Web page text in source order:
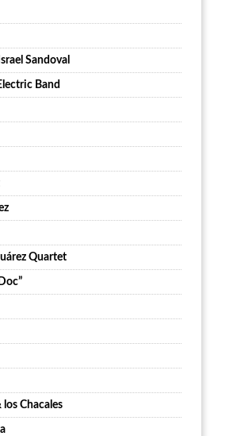
Sandoval
Band
Quartet
los Chacales